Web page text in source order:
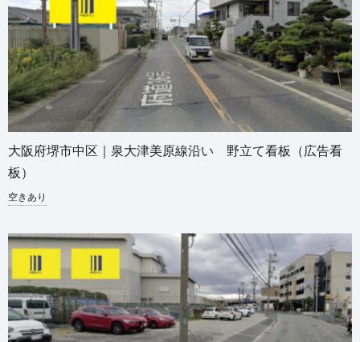
大阪府堺市中区｜泉大津美原線沿い 野立て看板（広告看
板）
空きあり